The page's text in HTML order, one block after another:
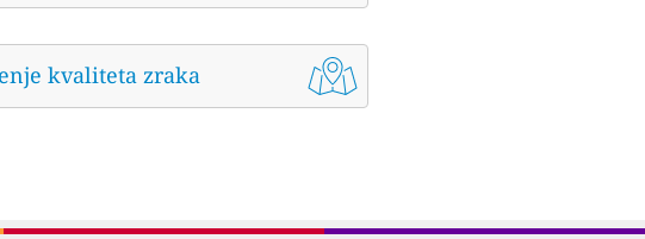
kvaliteta zraka